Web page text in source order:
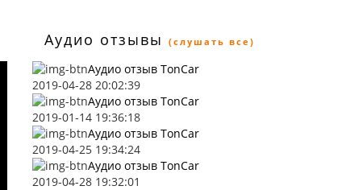
Аудио отзывы (слушать все)
Аудио отзыв TonCar
2019-04-28 20:02:39
Аудио отзыв TonCar
2019-01-14 19:36:18
Аудио отзыв TonCar
2019-04-25 19:34:24
Аудио отзыв TonCar
2019-04-28 19:32:01